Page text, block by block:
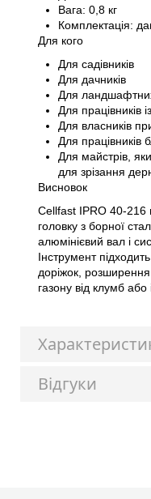
Вага: 0,8 кг
Комплектація:
Для кого
Для садівників
Для дачників
Для
Для працівників
Для власників
Для працівників
Для майстрів,
для зрізання
Висновок
Cellfast IPRO 40-216
головку з борної
алюмінієвий вал і
Інструмент
доріжок, розширення
газону від клумб або
Відгуки